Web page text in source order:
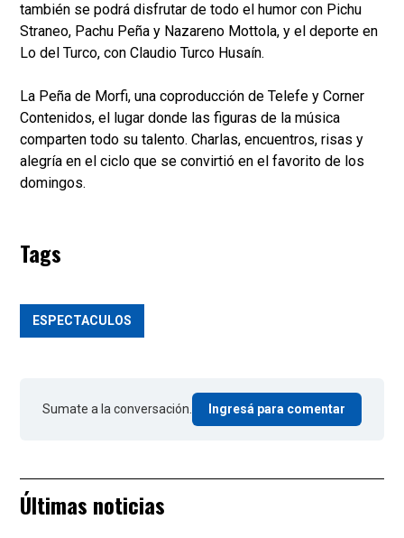
también se podrá disfrutar de todo el humor con Pichu
Straneo, Pachu Peña y Nazareno Mottola, y el deporte en
Lo del Turco, con Claudio Turco Husaín.
La Peña de Morfi, una coproducción de Telefe y Corner
Contenidos, el lugar donde las figuras de la música
comparten todo su talento. Charlas, encuentros, risas y
alegría en el ciclo que se convirtió en el favorito de los
domingos.
Tags
ESPECTACULOS
Sumate a la conversación. Ingresá para comentar
Últimas noticias